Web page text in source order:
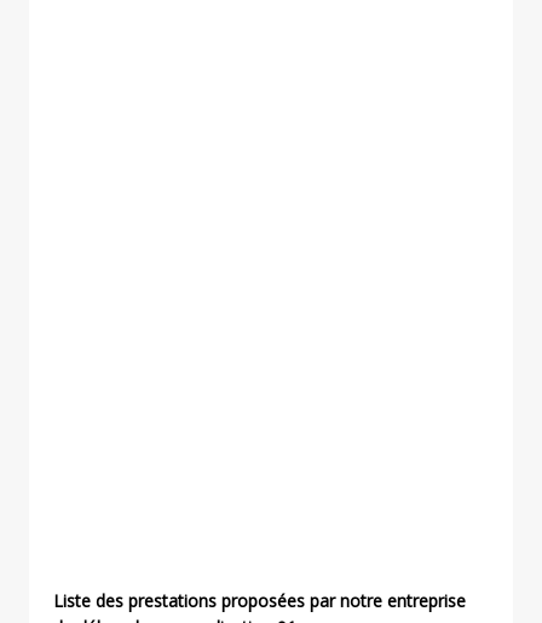
Liste des prestations proposées par notre entreprise